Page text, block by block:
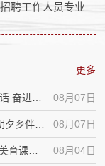
聘工作人员专业
更多
08月07日
08月07日
08月04日